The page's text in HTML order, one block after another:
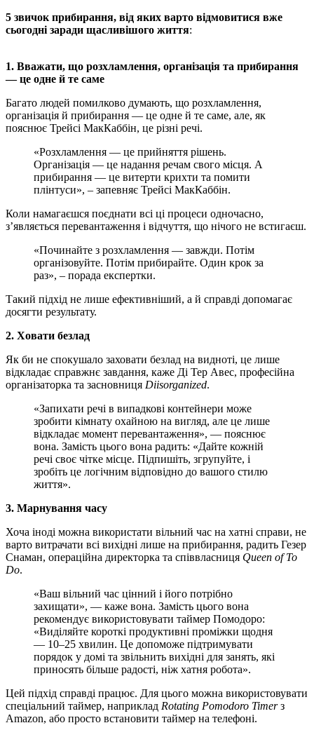
5 звичок прибирання, від яких варто відмовитися вже
сьогодні заради щасливішого життя:
1. Вважати, що розхламлення, організація та прибирання
— це одне й те саме
Багато людей помилково думають, що розхламлення,
організація й прибирання — це одне й те саме, але, як
пояснює Трейсі МакКаббін, це різні речі.
«Розхламлення — це прийняття рішень.
Організація — це надання речам свого місця. А
прибирання — це витерти крихти та помити
плінтуси», – запевняє Трейсі МакКаббін.
Коли намагаєшся поєднати всі ці процеси одночасно,
з’являється перевантаження і відчуття, що нічого не встигаєш.
«Починайте з розхламлення — завжди. Потім
організовуйте. Потім прибирайте. Один крок за
раз», – порада експертки.
Такий підхід не лише ефективніший, а й справді допомагає
досягти результату.
2. Ховати безлад
Як би не спокушало заховати безлад на видноті, це лише
відкладає справжнє завдання, каже Ді Тер Авес, професійна
організаторка та засновниця Diisorganized.
«Запихати речі в випадкові контейнери може
зробити кімнату охайною на вигляд, але це лише
відкладає момент перевантаження», — пояснює
вона. Замість цього вона радить: «Дайте кожній
речі своє чітке місце. Підпишіть, згрупуйте, і
зробіть це логічним відповідно до вашого стилю
життя».
3. Марнування часу
Хоча іноді можна використати вільний час на хатні справи, не
варто витрачати всі вихідні лише на прибирання, радить Гезер
Снаман, операційна директорка та співвласниця Queen of To
Do.
«Ваш вільний час цінний і його потрібно
захищати», — каже вона. Замість цього вона
рекомендує використовувати таймер Помодоро:
«Виділяйте короткі продуктивні проміжки щодня
— 10–25 хвилин. Це допоможе підтримувати
порядок у домі та звільнить вихідні для занять, які
приносять більше радості, ніж хатня робота».
Цей підхід справді працює. Для цього можна використовувати
спеціальний таймер, наприклад Rotating Pomodoro Timerз
Amazon, або просто встановити таймер на телефоні.